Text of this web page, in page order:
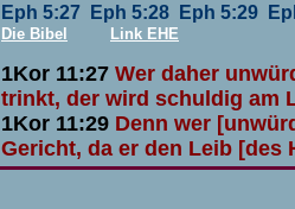
Eph 5:27 Eph 5:28 Eph 5:29
Die Bibel Link EHE
1Kor 11:27 Wer daher
trinkt, der wird schuldig am
1Kor 11:29 Denn wer
Gericht, da er den Leib